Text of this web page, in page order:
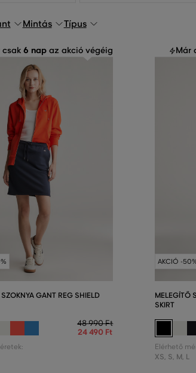
Mintás Típus
csak6 nap az akció végéig
GANT REG SHIELD
48 990 Ft
24 490 Ft
Már
AKCIÓ -
MELEGÍTŐ
SKIRT
Elérhető
XS, S, M, L